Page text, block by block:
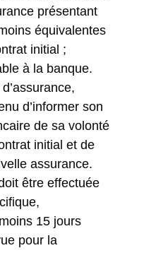
présentant
équivalentes
initial ;
à la banque.
d’informer son
de sa volonté
initial et de
assurance.
être effectuée
15 jours
pour la